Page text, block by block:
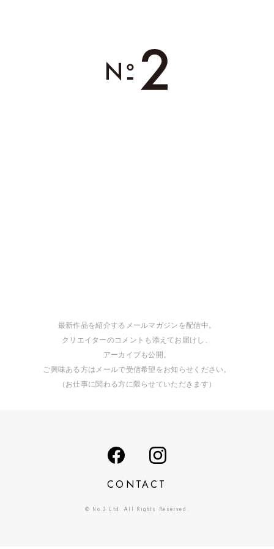
最新作品を紹介するメールマガジンを配信中。
クリエイターのコメントも添えてお届けし、
アーカイブも公開。
ご興味ある方はメールで受信希望をお知らせください。
（お仕事に関わる方に限らせていただきます）
CONTACT
© No.2 Ltd. All Rights Reserved.